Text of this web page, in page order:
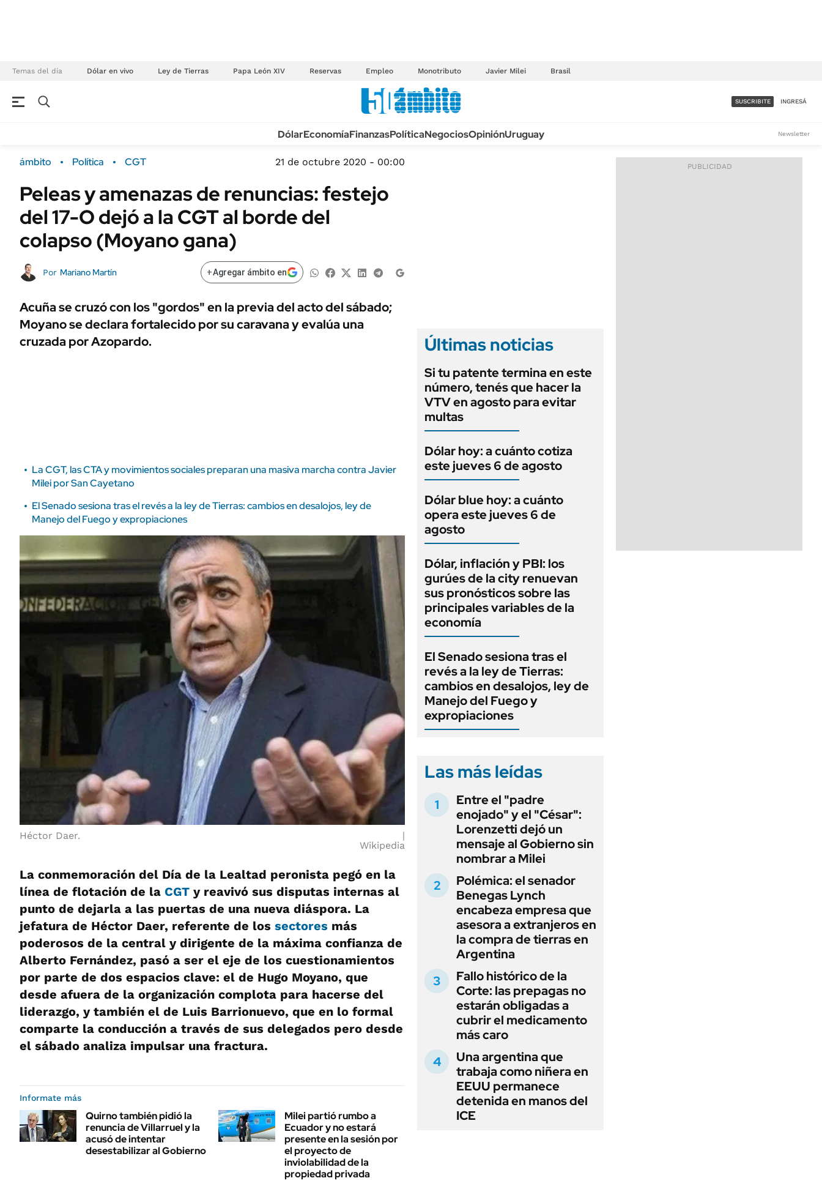
Temas del día Dólar en vivo Ley de Tierras Papa León XIV Reservas Empleo Monotributo Javier Milei Brasil
Campo
FINANZAS
Dólar
ÁMBITO DEBATE
Sustentabilidad
Seguros
POLÍTICA
URUGUAY
TECNOLOGÍA
MÉXICO
MUNDO
INFORMACIÓN GENERAL
AUTOS
ACCESO FULL - $1.800/MES
SUSCRIBITE INGRESÁ
DólarEconomíaFinanzasPolíticaNegociosOpiniónUruguay Newsletter
ámbito Política CGT 21 de octubre 2020 - 00:00
Peleas y amenazas de renuncias: festejo
del 17-O dejó a la CGT al borde del
colapso (Moyano gana)
Por Mariano Martín +Agregar ámbito en
Acuña se cruzó con los "gordos" en la previa del acto del sábado;
Moyano se declara fortalecido por su caravana y evalúa una
cruzada por Azopardo.
La CGT, las CTA y movimientos sociales preparan una masiva marcha contra Javier
Milei por San Cayetano
El Senado sesiona tras el revés a la ley de Tierras: cambios en desalojos, ley de
Manejo del Fuego y expropiaciones
Héctor Daer.
Wikipedia
La conmemoración del Día de la Lealtad peronista pegó en la
línea de flotación de la CGT y reavivó sus disputas internas al
punto de dejarla a las puertas de una nueva diáspora. La
jefatura de Héctor Daer, referente de los sectores más
poderosos de la central y dirigente de la máxima confianza de
Alberto Fernández, pasó a ser el eje de los cuestionamientos
por parte de dos espacios clave: el de Hugo Moyano, que
desde afuera de la organización complota para hacerse del
liderazgo, y también el de Luis Barrionuevo, que en lo formal
comparte la conducción a través de sus delegados pero desde
el sábado analiza impulsar una fractura.
Informate más
Quirno también pidió la
renuncia de Villarruel y la
acusó de intentar
desestabilizar al Gobierno
Milei partió rumbo a
Ecuador y no estará
presente en la sesión por
el proyecto de
inviolabilidad de la
propiedad privada
Últimas noticias
Si tu patente termina en este
número, tenés que hacer la
VTV en agosto para evitar
multas
Dólar hoy: a cuánto cotiza
este jueves 6 de agosto
Dólar blue hoy: a cuánto
opera este jueves 6 de
agosto
Dólar, inflación y PBI: los
gurúes de la city renuevan
sus pronósticos sobre las
principales variables de la
economía
El Senado sesiona tras el
revés a la ley de Tierras:
cambios en desalojos, ley de
Manejo del Fuego y
expropiaciones
Las más leídas
Entre el "padre
enojado" y el "César":
Lorenzetti dejó un
mensaje al Gobierno sin
nombrar a Milei
Polémica: el senador
Benegas Lynch
encabeza empresa que
asesora a extranjeros en
la compra de tierras en
Argentina
Fallo histórico de la
Corte: las prepagas no
estarán obligadas a
cubrir el medicamento
más caro
Una argentina que
trabaja como niñera en
EEUU permanece
detenida en manos del
ICE